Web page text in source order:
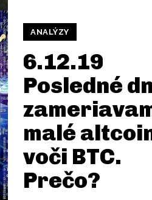
ANALÝZY
6.12.19
Posledné
malé
voči BTC.
Prečo?